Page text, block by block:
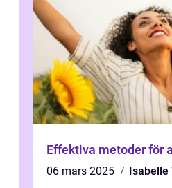
Effektiva metoder för
06 mars 2025
Isabelle